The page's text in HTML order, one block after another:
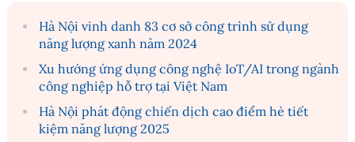
Hà Nội vinh danh 83 cơ sở công trình sử dụng
năng lượng xanh năm 2024
Xu hướng ứng dụng công nghệ IoT/AI trong ngành
công nghiệp hỗ trợ tại Việt Nam
Hà Nội phát động chiến dịch cao điểm hè tiết
kiệm năng lượng 2025